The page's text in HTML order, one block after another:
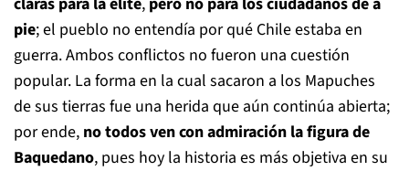
pie; el pueblo no entendía por qué Chile estaba en
guerra. Ambos conflictos no fueron una cuestión
popular. La forma en la cual sacaron a los Mapuches
de sus tierras fue una herida que aún continúa abierta;
por ende, no todos ven con admiración la figura de
Baquedano, pues hoy la historia es más objetiva en su